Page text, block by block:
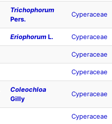
Trichophorum
Pers.
Cyperaceae
EriophorumL. Cyperaceae
Cyperaceae
Cyperaceae
Coleochloa
Gilly
Cyperaceae
Cyperaceae